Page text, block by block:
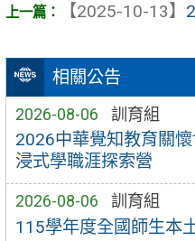
相關公告
2026-08-06 訓育組
2026中華覺知教育關
浸式學職涯探索營
2026-08-06 訓育組
115學年度全國師生本
【2025-10-13】